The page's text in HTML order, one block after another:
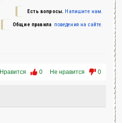
Есть вопросы. Напишите нам.
Общие правила поведения на сайте.
Нравится 0 Не нравится 0